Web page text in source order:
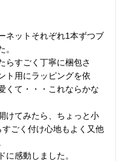
よるシルバ
族カレン族の手仕事に
られます。
の一つ一つが異なる表情
響きます。
質感、無骨で荒削りな
ネットそれぞれ1本ずつブ
。
らすごく丁寧に梱包さ
ト用にラッピングを依
くて・・・これならかな
けてみたら、ちょっと小
ごく付け心地もよく又他
に感動しました。